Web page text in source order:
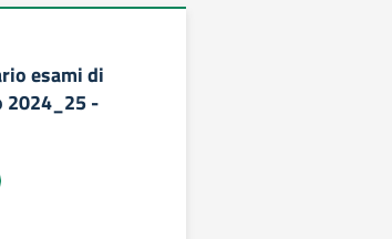
esami di
2024_25 -